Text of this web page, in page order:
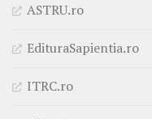
ASTRU.ro
EdituraSapientia.ro
ITRC.ro